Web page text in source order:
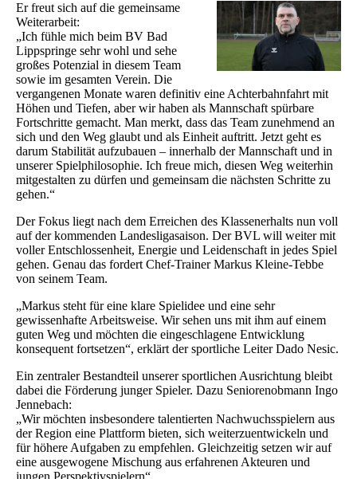
Er freut sich auf die gemeinsame
Weiterarbeit:
„Ich fühle mich beim BV Bad
Lippspringe sehr wohl und sehe
großes Potenzial in diesem Team
sowie im gesamten Verein. Die
vergangenen Monate waren definitiv eine Achterbahnfahrt mit
Höhen und Tiefen, aber wir haben als Mannschaft spürbare
Fortschritte gemacht. Man merkt, dass das Team zunehmend an
sich und den Weg glaubt und als Einheit auftritt. Jetzt geht es
darum Stabilität aufzubauen – innerhalb der Mannschaft und in
unserer Spielphilosophie. Ich freue mich, diesen Weg weiterhin
mitgestalten zu dürfen und gemeinsam die nächsten Schritte zu
gehen.“
Der Fokus liegt nach dem Erreichen des Klassenerhalts nun voll
auf der kommenden Landesligasaison. Der BVL will weiter mit
voller Entschlossenheit, Energie und Leidenschaft in jedes Spiel
gehen. Genau das fordert Chef-Trainer Markus Kleine-Tebbe
von seinem Team.
„Markus steht für eine klare Spielidee und eine sehr
gewissenhafte Arbeitsweise. Wir sehen uns mit ihm auf einem
guten Weg und möchten die eingeschlagene Entwicklung
konsequent fortsetzen“, erklärt der sportliche Leiter Dado Nesic.
Ein zentraler Bestandteil unserer sportlichen Ausrichtung bleibt
dabei die Förderung junger Spieler. Dazu Seniorenobmann Ingo
Jennebach:
„Wir möchten insbesondere talentierten Nachwuchsspielern aus
der Region eine Plattform bieten, sich weiterzuentwickeln und
für höhere Aufgaben zu empfehlen. Gleichzeitig setzen wir auf
eine ausgewogene Mischung aus erfahrenen Akteuren und